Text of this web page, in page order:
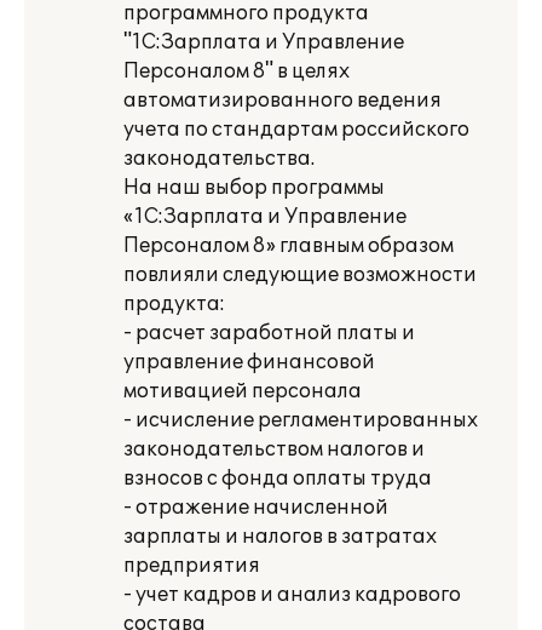
программного продукта
"1С:Зарплата и Управление
Персоналом 8" в целях
автоматизированного ведения
учета по стандартам российского
законодательства.
На наш выбор программы
«1С:Зарплата и Управление
Персоналом 8» главным образом
повлияли следующие возможности
продукта:
- расчет заработной платы и
управление финансовой
мотивацией персонала
- исчисление регламентированных
законодательством налогов и
взносов с фонда оплаты труда
- отражение начисленной
зарплаты и налогов в затратах
предприятия
- учет кадров и анализ кадрового
состава